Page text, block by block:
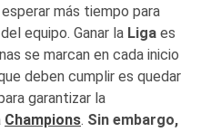
más tiempo para
equipo. Ganar la Liga es
se marcan en cada inicio
deben cumplir es quedar
garantizar la
Champions. Sin embargo,